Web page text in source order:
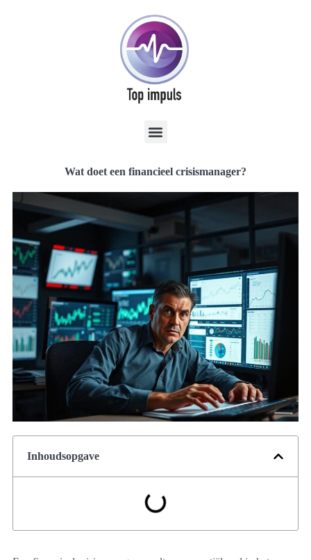
Wat doet een financieel crisismanager?
Inhoudsopgave